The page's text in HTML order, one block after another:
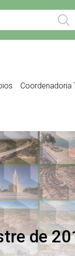
Coordenadoria
de